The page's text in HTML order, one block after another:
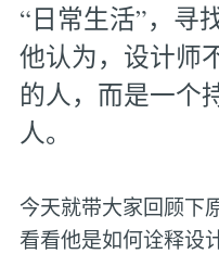
“日常生活”，寻
他认为，设计师
的人，而是一个
人。
今天就带大家回顾下
看看他是如何诠释设